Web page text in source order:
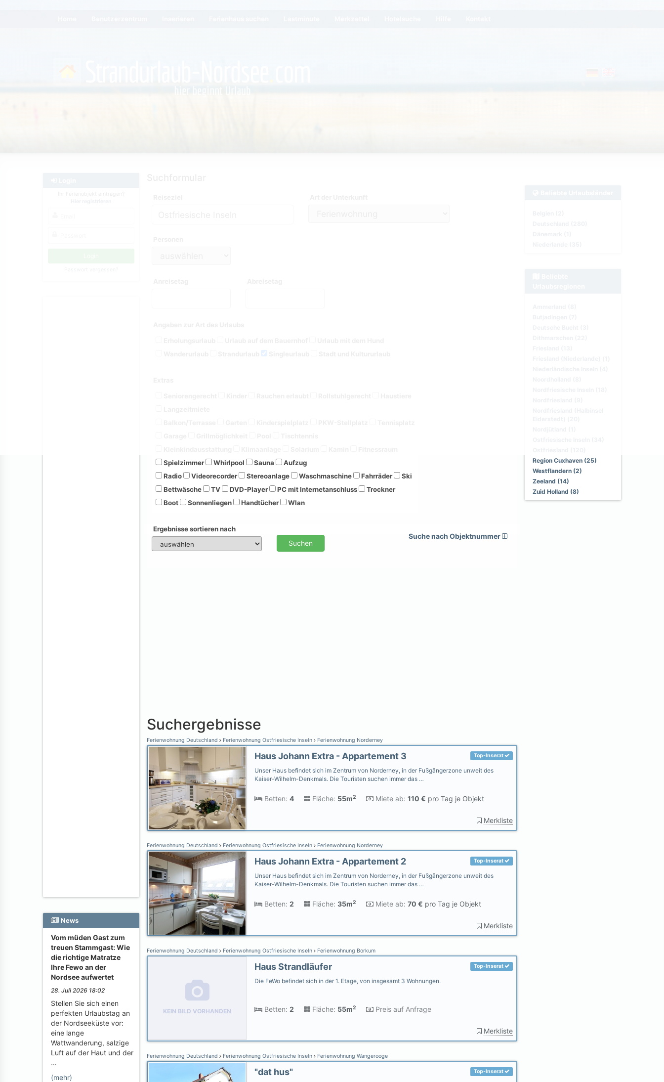
News
Vom müden Gast zum
treuen Stammgast: Wie
die richtige Matratze
Ihre Fewo an der
Nordsee aufwertet
28. Juli 2026 18:02
Stellen Sie sich einen
perfekten Urlaubstag an
der Nordseeküste vor:
eine lange
Wattwanderung, salzige
Luft auf der Haut und der
…
(mehr)
Spielzimmer
Whirlpool Sauna
Aufzug
Radio
Videorecorder Stereoanlage Waschmaschine Fahrräder
Ski
Bettwäsche
TV DVD-Player PC mit Internetanschluss
Trockner
Boot
Sonnenliegen Handtücher Wlan
Ergebnisse sortieren nach
Suchen
Suche nach Objektnummer
Suchergebnisse
Ferienwohnung Deutschland Ferienwohnung Ostfriesische Inseln Ferienwohnung Norderney
Top-Inserat
Haus Johann Extra - Appartement 3
Unser Haus befindet sich im Zentrum von Norderney, in der Fußgängerzone unweit des
Kaiser-Wilhelm-Denkmals. Die Touristen suchen immer das …
Betten: 4 Fläche: 55m2 Miete ab: 110 € pro Tag je Objekt
Merkliste
Ferienwohnung Deutschland Ferienwohnung Ostfriesische Inseln Ferienwohnung Norderney
Top-Inserat
Haus Johann Extra - Appartement 2
Unser Haus befindet sich im Zentrum von Norderney, in der Fußgängerzone unweit des
Kaiser-Wilhelm-Denkmals. Die Touristen suchen immer das …
Betten: 2 Fläche: 35m2 Miete ab: 70 € pro Tag je Objekt
Merkliste
Ferienwohnung Deutschland Ferienwohnung Ostfriesische Inseln Ferienwohnung Borkum
KEIN BILD VORHANDEN
Top-Inserat
Haus Strandläufer
Die FeWo befindet sich in der 1. Etage, von insgesamt 3 Wohnungen.
Betten: 2 Fläche: 55m2 Preis auf Anfrage
Merkliste
Ferienwohnung Deutschland Ferienwohnung Ostfriesische Inseln Ferienwohnung Wangerooge
Top-Inserat
"dat hus"
Region Cuxhaven (25)
Westflandern (2)
Zeeland (14)
Zuid Holland (8)